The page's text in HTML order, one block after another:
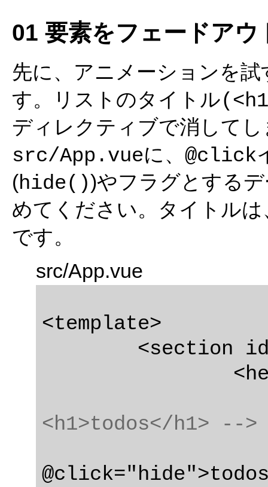
01 要素をフェードアウ
先に、アニメーションを
す。リストのタイトル
ディレクティブで消して
src/App.vueに、 @click
(hide())やフラグとする
めてください。タイトル
です。
src/App.vue
<template>
<h1>todos</h1> -->